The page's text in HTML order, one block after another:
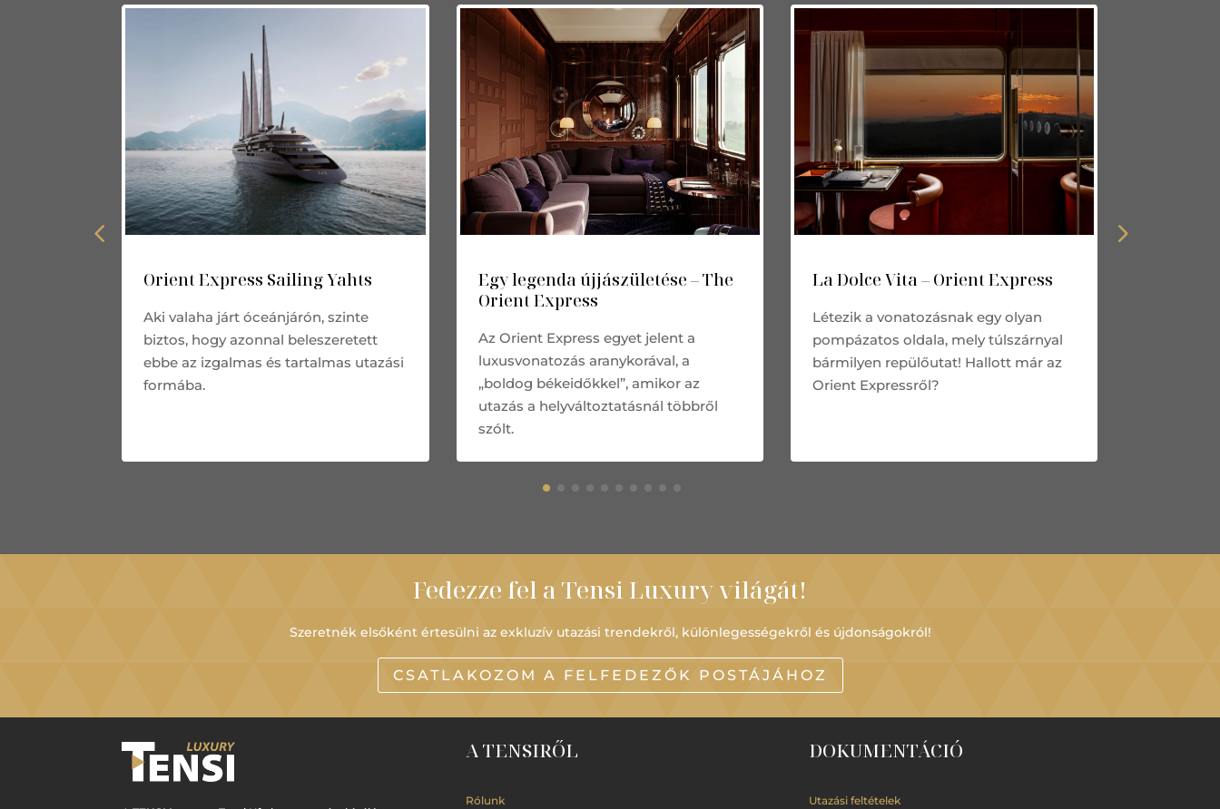
Orient Express Sailing Yahts
Aki valaha járt óceánjárón, szinte
biztos, hogy azonnal beleszeretett
ebbe az izgalmas és tartalmas utazási
formába.
Egy legenda újjászületése – The
Orient Express
Az Orient Express egyet jelent a
luxusvonatozás aranykorával, a
„boldog békeidőkkel”, amikor az
utazás a helyváltoztatásnál többről
szólt.
La Dolce Vita – Orient Express
Létezik a vonatozásnak egy olyan
pompázatos oldala, mely túlszárnyal
bármilyen repülőutat! Hallott már az
Orient Expressről?
Fedezze fel a Tensi Luxury világát!
Szeretnék elsőként értesülni az exkluzív utazási trendekről, különlegességekről és újdonságokról!
CSATLAKOZOM A FELFEDEZŐK POSTÁJÁHOZ
A TENSIRŐL
Rólunk
DOKUMENTÁCIÓ
Utazási feltételek